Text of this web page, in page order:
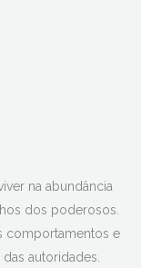
na abundância
dos poderosos.
comportamentos e
autoridades.